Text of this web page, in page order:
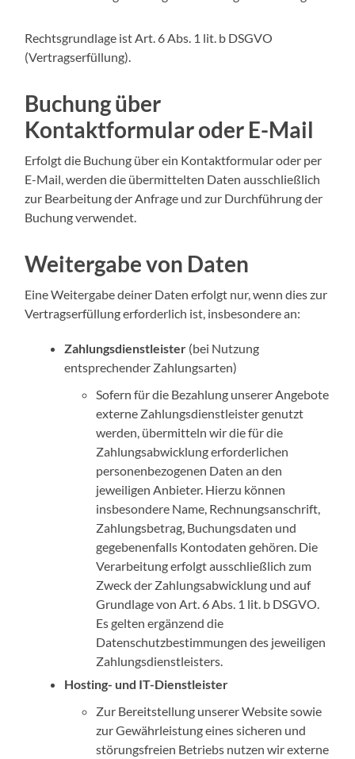
Rechtsgrundlage ist Art. 6 Abs. 1 lit. b DSGVO
(Vertragserfüllung).
Buchung über
Kontaktformular oder E-Mail
Erfolgt die Buchung über ein Kontaktformular oder per
E-Mail, werden die übermittelten Daten ausschließlich
zur Bearbeitung der Anfrage und zur Durchführung der
Buchung verwendet.
Weitergabe von Daten
Eine Weitergabe deiner Daten erfolgt nur, wenn dies zur
Vertragserfüllung erforderlich ist, insbesondere an:
Zahlungsdienstleister (bei Nutzung
entsprechender Zahlungsarten)
Sofern für die Bezahlung unserer Angebote
externe Zahlungsdienstleister genutzt
werden, übermitteln wir die für die
Zahlungsabwicklung erforderlichen
personenbezogenen Daten an den
jeweiligen Anbieter. Hierzu können
insbesondere Name, Rechnungsanschrift,
Zahlungsbetrag, Buchungsdaten und
gegebenenfalls Kontodaten gehören. Die
Verarbeitung erfolgt ausschließlich zum
Zweck der Zahlungsabwicklung und auf
Grundlage von Art. 6 Abs. 1 lit. b DSGVO.
Es gelten ergänzend die
Datenschutzbestimmungen des jeweiligen
Zahlungsdienstleisters.
Hosting- und IT-Dienstleister
Zur Bereitstellung unserer Website sowie
zur Gewährleistung eines sicheren und
störungsfreien Betriebs nutzen wir externe